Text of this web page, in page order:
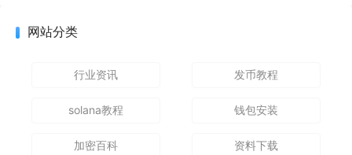
网站分类
行业资讯 发币教程
solana教程 钱包安装
加密百科 资料下载